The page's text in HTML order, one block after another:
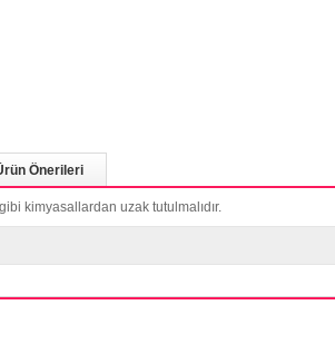
Önerileri
kimyasallardan uzak tutulmalıdır.